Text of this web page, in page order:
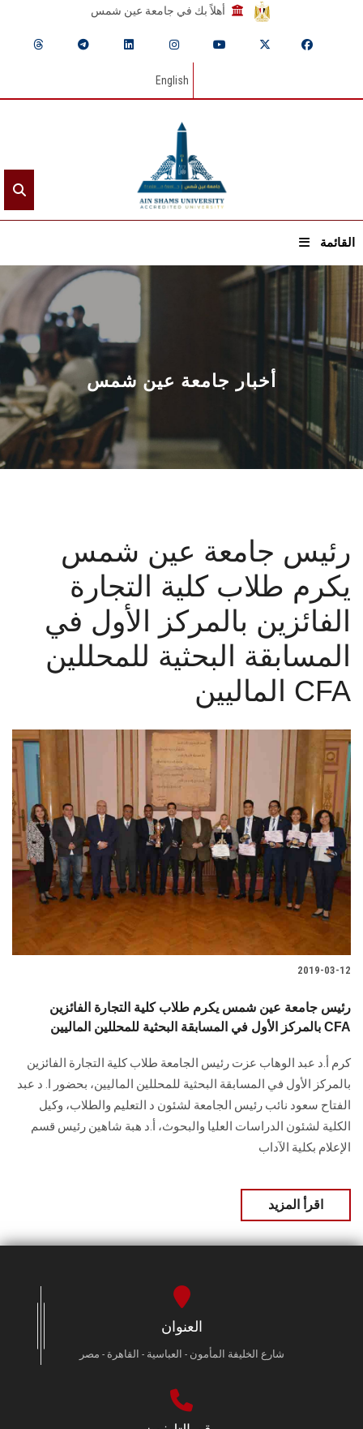
أهلاً بك في جامعة عين شمس
English
القائمة
الرئيسيـة
عن الجامعة
القطاعـات
الشئون الأكاديمية
البحث العلمي
المراكز والوحدات
الأنظمة الذكية
الطلاب
هيئة التدريس
الدراسات العليا
الخريجين
الموظفون
الزائـرون
سجل الان
أخبار جامعة عين شمس
رئيس جامعة عين شمس
يكرم طلاب كلية التجارة
الفائزين بالمركز الأول في
المسابقة البحثية للمحللين
الماليين CFA
2019-03-12
رئيس جامعة عين شمس يكرم طلاب كلية التجارة الفائزين
بالمركز الأول في المسابقة البحثية للمحللين الماليين CFA
كرم أ.د عبد الوهاب عزت رئيس الجامعة طلاب كلية التجارة الفائزين
بالمركز الأول في المسابقة البحثية للمحللين الماليين، بحضور ا. د عبد
الفتاح سعود نائب رئيس الجامعة لشئون د التعليم والطلاب، وكيل
الكلية لشئون الدراسات العليا والبحوث، أ.د هبة شاهين رئيس قسم
الإعلام بكلية الآداب
اقرأ المزيد
العنوان
شارع الخليفة المأمون - العباسية - القاهرة - مصر